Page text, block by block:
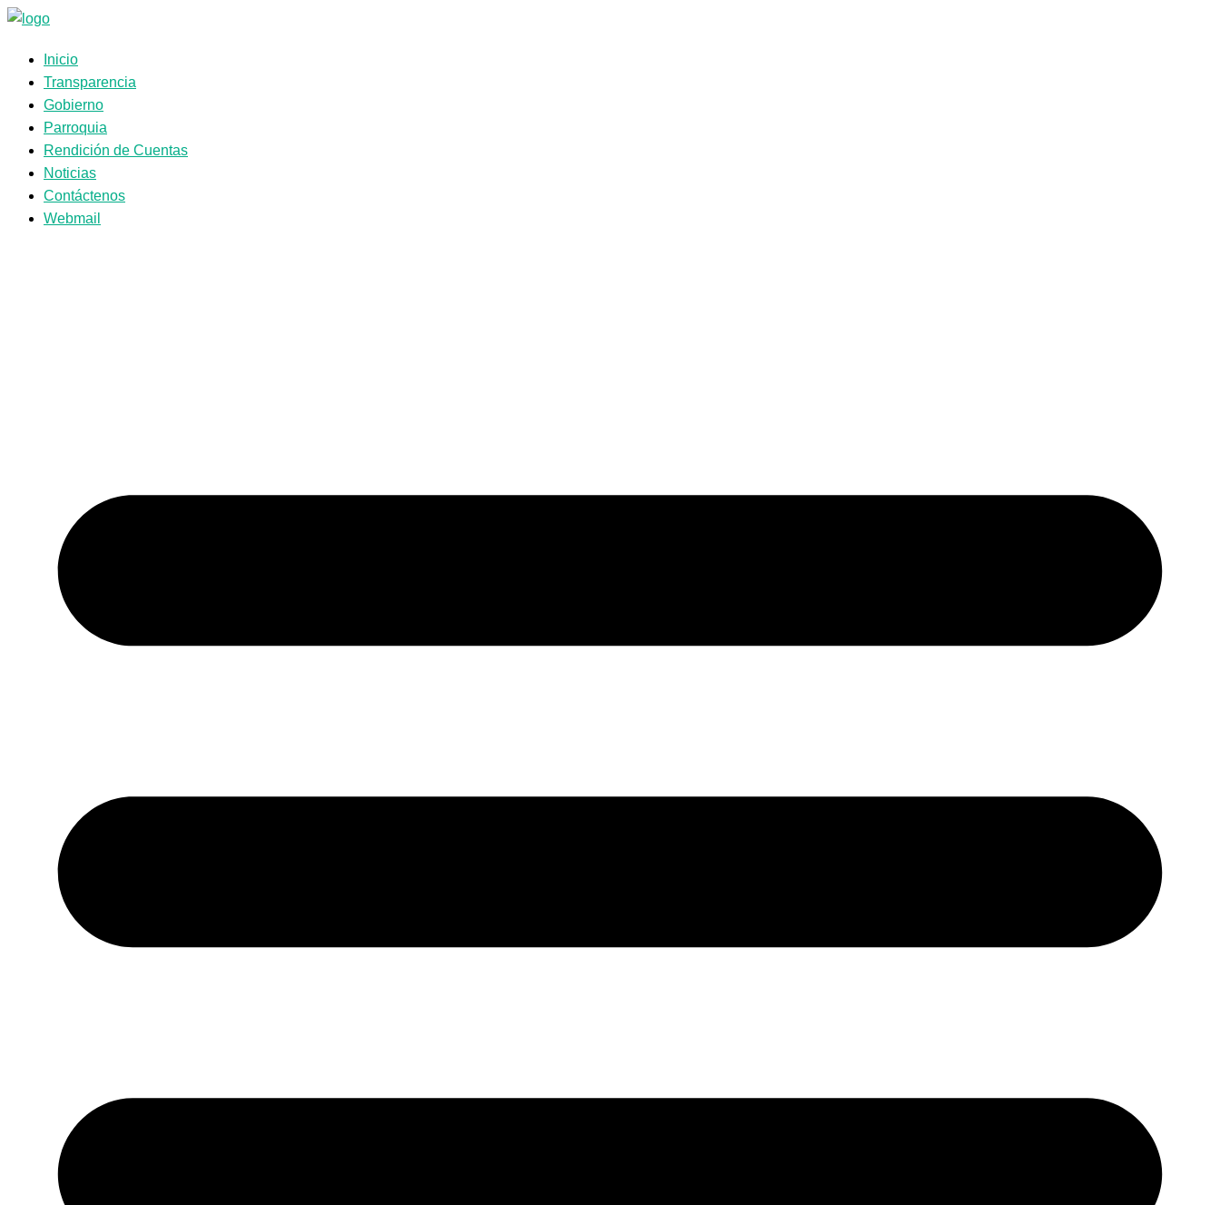
Saltar
contenido
Inicio
Transparencia
Gobierno
Parroquia
Rendición de Cuentas
Noticias
Contáctenos
Webmail